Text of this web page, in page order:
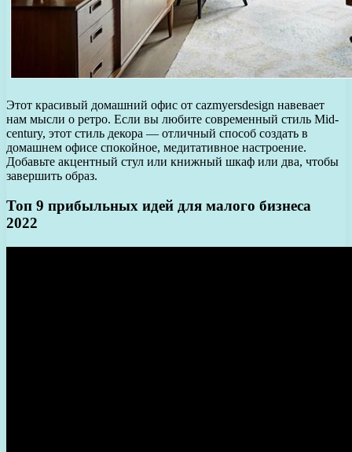
Этот красивый домашний офис от cazmyersdesign навевает
нам мысли о ретро. Если вы любите современный стиль Mid-
century, этот стиль декора — отличный способ создать в
домашнем офисе спокойное, медитативное настроение.
Добавьте акцентный стул или книжный шкаф или два, чтобы
завершить образ.
Топ 9 прибыльных идей для малого бизнеса
2022